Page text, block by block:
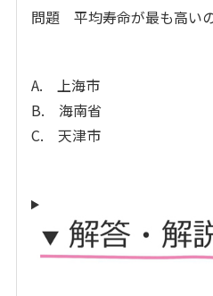
問題 平均寿命が最も高い
A. 上海市
B. 海南省
C. 天津市